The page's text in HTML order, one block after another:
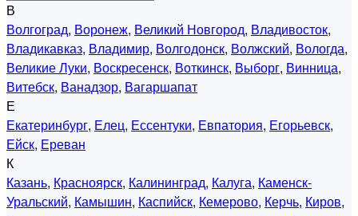
В
Волгоград, Воронеж, Великий Новгород, Владивосток,
Владикавказ, Владимир, Волгодонск, Волжский, Вологда,
Великие Луки, Воскресенск, Воткинск, Выборг, Винница,
Витебск, Ванадзор, Вагаршапат
Е
Екатеринбург, Елец, Ессентуки, Евпатория, Егорьевск,
Ейск, Ереван
К
Казань, Красноярск, Калининград, Калуга, Каменск-
Уральский, Камышин, Каспийск, Кемерово, Керчь, Киров,